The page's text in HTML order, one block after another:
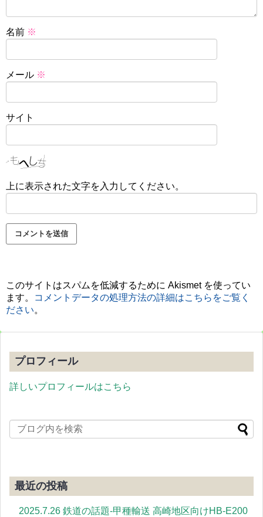
名前 ※
メール ※
サイト
上に表示された文字を入力してください。
このサイトはスパムを低減するために Akismet を使ってい
ます。
コメントデータの処理方法の詳細はこちらをご覧く
ださい。
プロフィール
詳しいプロフィールはこちら
最近の投稿
2025.7.26 鉄道の話題-甲種輸送 高崎地区向けHB-E200